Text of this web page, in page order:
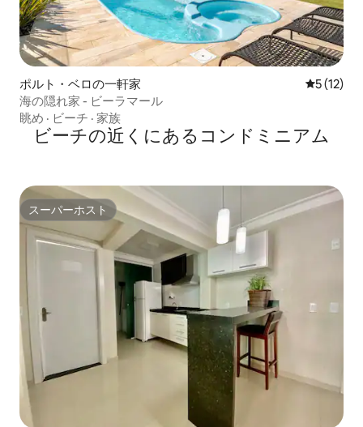
ポルト・ベロの一軒家 レビュー
5 (12)
海の隠れ家 - ビーラマール
眺め · ビーチ · 家族
ビーチの近くにあるコンドミニアム
スーパーホスト
スーパーホスト